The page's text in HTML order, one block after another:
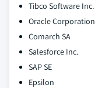
Tibco Software Inc.
Oracle Corporation
Comarch SA
Salesforce Inc.
SAP SE
Epsilon